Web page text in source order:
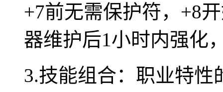
+7前无需保护符，+8
器维护后1小时内强化
3.技能组合：职业特性